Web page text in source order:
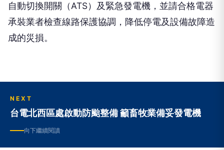
自動切換開關（ATS）及緊急發電機，並請合格電器
承裝業者檢查線路保護協調，降低停電及設備故障造
成的災損。
NEXT
台電北西區處啟動防颱整備 籲畜牧業備妥發電機
向下繼續閱讀